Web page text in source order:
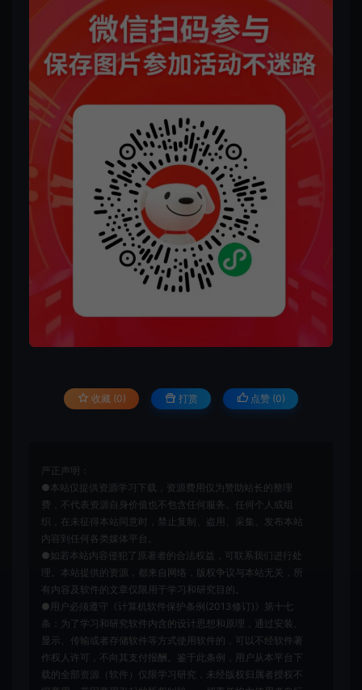
收藏 (0) 打赏 点赞 (0)
严正声明：
●本站仅提供资源学习下载，资源费用仅为赞助站长的整理
费，不代表资源自身价值也不包含任何服务。任何个人或组
织，在未征得本站同意时，禁止复制、盗用、采集、发布本站
内容到任何各类媒体平台。
●如若本站内容侵犯了原著者的合法权益，可联系我们进行处
理。本站提供的资源，都来自网络，版权争议与本站无关，所
有内容及软件的文章仅限用于学习和研究目的。
●用户必须遵守《计算机软件保护条例(2013修订)》第十七
条：为了学习和研究软件内含的设计思想和原理，通过安装、
显示、传输或者存储软件等方式使用软件的，可以不经软件著
作权人许可，不向其支付报酬。鉴于此条例，用户从本平台下
载的全部资源（软件）仅限学习研究，未经版权归属者授权不